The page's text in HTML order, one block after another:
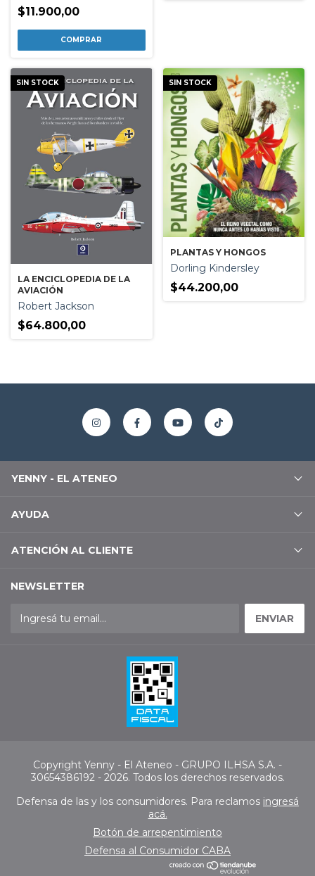
$11.900,00
SIN STOCK
LA ENCICLOPEDIA DE LA
AVIACIÓN
Robert Jackson
$64.800,00
SIN STOCK
PLANTAS Y HONGOS
Dorling Kindersley
$44.200,00
YENNY - EL ATENEO
AYUDA
ATENCIÓN AL CLIENTE
NEWSLETTER
Copyright Yenny - El Ateneo - GRUPO ILHSA S.A. -
30654386192 - 2026. Todos los derechos reservados.
Defensa de las y los consumidores. Para reclamos ingresá
acá.
Botón de arrepentimiento
Defensa al Consumidor CABA